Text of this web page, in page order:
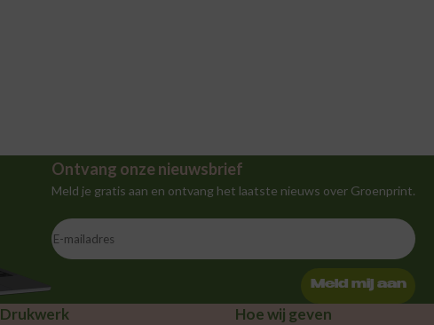
Ontvang onze nieuwsbrief
Meld je gratis aan en ontvang het laatste nieuws over Groenprint.
Meld mij aan
Drukwerk Hoe wij geven